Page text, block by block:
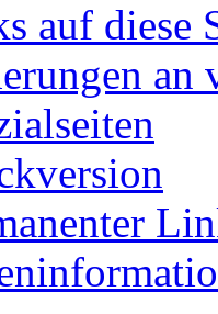
auf diese
an